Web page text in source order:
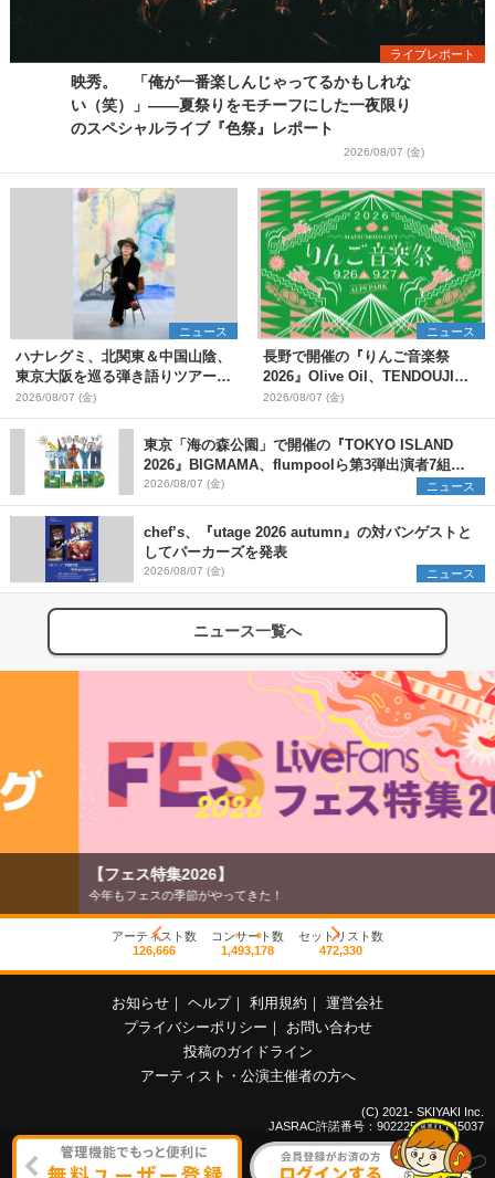
ライブレポート
映秀。 「俺が一番楽しんじゃってるかもしれな
い（笑）」――夏祭りをモチーフにした一夜限り
のスペシャルライブ『色祭』レポート
2026/08/07 (金)
ニュース
ハナレグミ、北関東＆中国山陰、
東京大阪を巡る弾き語りツアー10
月より開催決定
2026/08/07 (金)
ニュース
長野で開催の『りんご音楽祭
2026』Olive Oil、TENDOUJIら
第11弾出演アーティスト（16組）
を発表
2026/08/07 (金)
東京「海の森公園」で開催の『TOKYO ISLAND
2026』BIGMAMA、flumpoolら第3弾出演者7組を
発表 ワークショップ・アート出展者を募集
2026/08/07 (金) ニュース
chef’s、『utage 2026 autumn』の対バンゲストと
してパーカーズを発表
2026/08/07 (金) ニュース
ニュース一覧へ
【フェス特集2026】
今年もフェスの季節がやってきた！
アーティスト数
126,666
コンサート数
1,493,178
セットリスト数
472,330
お知らせ ｜ ヘルプ｜ 利用規約 ｜ 運営会社
プライバシーポリシー ｜
お問い合わせ
投稿のガイドライン
アーティスト・公演主催者の方へ
(C) 2021- SKIYAKI Inc.
JASRAC許諾番号：9022255001Y45037